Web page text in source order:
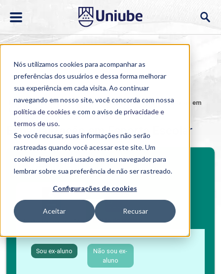
Nós utilizamos cookies para acompanhar as
preferências dos usuários e dessa forma melhorar
sua experiência em cada visita. Ao continuar
navegando em nosso site, você concorda com nossa
política de cookies e com o aviso deprivacidade e
termos de uso.
Se você recusar, suas informações não serão
rastreadas quando você acessar este site. Um
cookie simples será usado em seu navegador para
lembrar sobre sua preferência de não ser rastreado.
Configurações de cookies
Aceitar Recusar
Home > Cursos > EAD > Pós-graduação >Especialização em
Esporte Escolar
Especialização em Esporte Escolar
Investimento
Boleto bancário / PIX Cartão de crédito
Sou ex-aluno
Não sou ex-
aluno
BENEFÍCIOS
Benefícios pós-graduação